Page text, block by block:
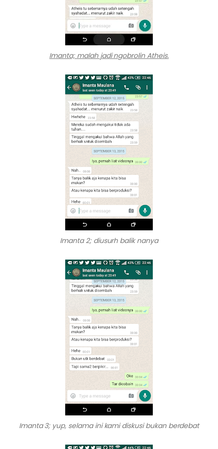
Imanta; malah jadi ngobrolin Atheis.
Imanta 2; diusurh balik nanya
Imanta 3; yup, selama ini kami diskusi bukan berdebat